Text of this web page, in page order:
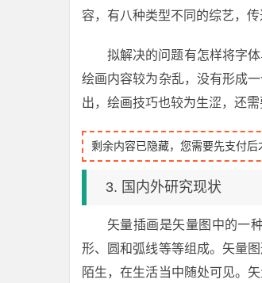
容，有八种类型不同的综艺，传
拟解决的问题有怎样将字
绘画内容较为杂乱，没有形成
出，绘画技巧也较为生涩，还
剩余内容已隐藏，您需要先支付后
3. 国内外研究现状
矢量插画是矢量图中的一
形、圆和弧线等等组成。矢量
陌生，在生活当中随处可见。